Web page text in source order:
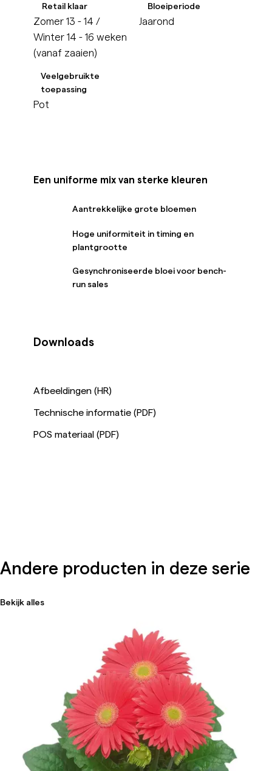
Retail klaar
Zomer 13 - 14 /
Winter 14 - 16 weken
(vanaf zaaien)
Bloeiperiode
Jaarond
Veelgebruikte
toepassing
Pot
Een uniforme mix van sterke kleuren
Aantrekkelijke grote bloemen
Hoge uniformiteit in timing en
plantgrootte
Gesynchroniseerde bloei voor bench-
run sales
Downloads
Afbeeldingen (HR)
Technische informatie (PDF)
POS materiaal (PDF)
Andere producten in deze serie
Bekijk alles